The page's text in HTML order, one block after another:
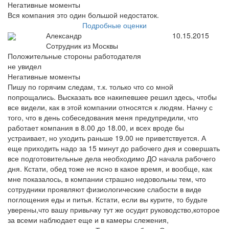
Негативные моменты
Вся компания это один большой недостаток.
Подробные оценки
Александр
Сотрудник из Москвы
10.15.2015
Положительные стороны работодателя
не увидел
Негативные моменты
Пишу по горячим следам, т.к. только что со мной
попрощались. Высказать все накипевшее решил здесь, чтобы
все видели, как в этой компании относятся к людям. Начну с
того, что в день собеседования меня предупредили, что
работает компания в 8.00 до 18.00, и всех вроде бы
устраивает, но уходить раньше 19.00 не приветствуется. А
еще приходить надо за 15 минут до рабочего дня и совершать
все подготовительные дела необходимо ДО начала рабочего
дня. Кстати, обед тоже не ясно в какое время, и вообще, как
мне показалось, в компании страшно недовольны тем, что
сотрудники проявляют физиологические слабости в виде
поглощения еды и питья. Кстати, если вы курите, то будьте
уверены,что вашу привычку тут же осудит руководство,которое
за всеми наблюдает еще и в камеры слежения,